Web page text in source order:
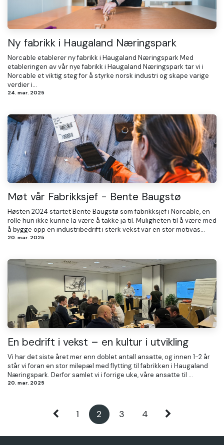
Ny fabrikk i Haugaland Næringspark
Norcable etablerer ny fabrikk i Haugaland Næringspark Med
etableringen av vår nye fabrikk i Haugaland Næringspark tar vi i
Norcable et viktig steg for å styrke norsk industri og skape varige
verdier i...
24. mar. 2025
Møt vår Fabrikksjef - Bente Baugstø
Høsten 2024 startet Bente Baugstø som fabrikksjef i Norcable, en
rolle hun ikke kunne la være å takke ja til. Muligheten til å være med
å bygge opp en industribedrift i sterk vekst var en stor motivas...
20. mar. 2025
En bedrift i vekst – en kultur i utvikling
Vi har det siste året mer enn doblet antall ansatte, og innen 1-2 år
står vi foran en stor milepæl med flytting til fabrikken i Haugaland
Næringspark. Derfor samlet vi i forrige uke, våre ansatte til ...
20. mar. 2025
1 2 3 4